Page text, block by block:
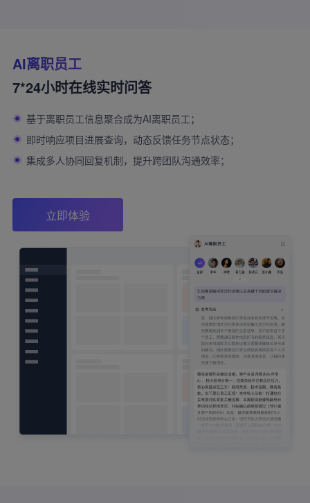
AI离职员工
7*24小时在线实时问答
基于离职员工信息聚合成为AI离职员工；
即时响应项目进展查询，动态反馈任务节点状态；
集成多人协同回复机制，提升跨团队沟通效率；
立即体验